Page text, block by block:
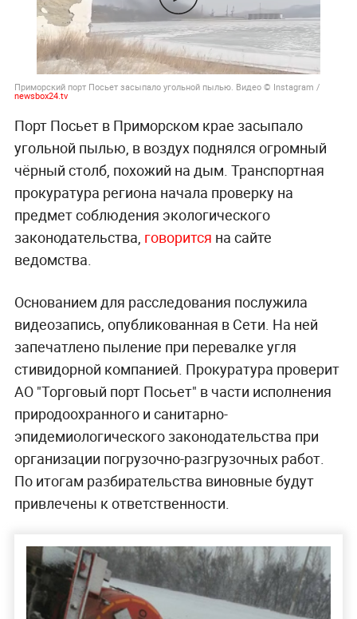
Приморский порт Посьет засыпало угольной пылью. Видео © Instagram /
newsbox24.tv
Порт Посьет в Приморском крае засыпало
угольной пылью, в воздух поднялся огромный
чёрный столб, похожий на дым. Транспортная
прокуратура региона начала проверку на
предмет соблюдения экологического
законодательства, говорится на сайте
ведомства.
Основанием для расследования послужила
видеозапись, опубликованная в Сети. На ней
запечатлено пыление при перевалке угля
стивидорной компанией. Прокуратура проверит
АО "Торговый порт Посьет" в части исполнения
природоохранного и санитарно-
эпидемиологического законодательства при
организации погрузочно-разгрузочных работ.
По итогам разбирательства виновные будут
привлечены к ответственности.